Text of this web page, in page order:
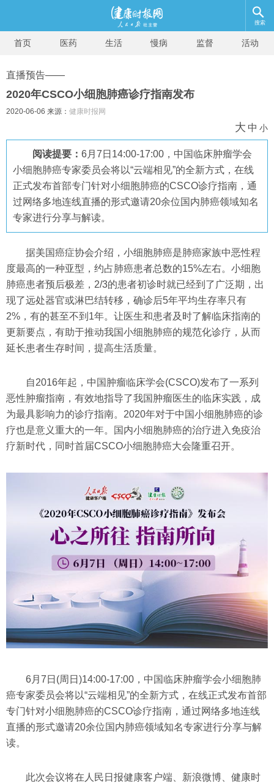
搜索
首页 医药 生活 慢病 监督 活动
直播预告——
2020年CSCO小细胞肺癌诊疗指南发布
2020-06-06 来源： 健康时报网
大 中 小
阅读提要： 6月7日14:00-17:00，中国临床肿瘤学会
小细胞肺癌专家委员会将以“云端相见”的全新方式，在线
正式发布首部专门针对小细胞肺癌的CSCO诊疗指南，通
过网络多地连线直播的形式邀请20余位国内肺癌领域知名
专家进行分享与解读。
据美国癌症协会介绍，小细胞肺癌是肺癌家族中恶性程
度最高的一种亚型，约占肺癌患者总数的15%左右。小细胞
肺癌患者预后极差，2/3的患者初诊时就已经到了广泛期，出
现了远处器官或淋巴结转移，确诊后5年平均生存率只有
2%，有的甚至不到1年。让医生和患者及时了解临床指南的
更新要点，有助于推动我国小细胞肺癌的规范化诊疗，从而
延长患者生存时间，提高生活质量。
自2016年起，中国肿瘤临床学会(CSCO)发布了一系列
恶性肿瘤指南，有效地指导了我国肿瘤医生的临床实践，成
为最具影响力的诊疗指南。2020年对于中国小细胞肺癌的诊
疗也是意义重大的一年。国内小细胞肺癌的治疗进入免疫治
疗新时代，同时首届CSCO小细胞肺癌大会隆重召开。
6月7日(周日)14:00-17:00，中国临床肿瘤学会小细胞肺
癌专家委员会将以“云端相见”的全新方式，在线正式发布首部
专门针对小细胞肺癌的CSCO诊疗指南，通过网络多地连线
直播的形式邀请20余位国内肺癌领域知名专家进行分享与解
读。
此次会议将在人民日报健康客户端、新浪微博、健康时